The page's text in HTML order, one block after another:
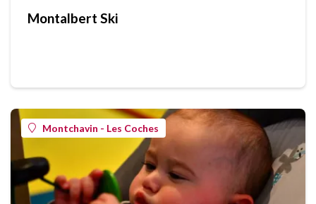
Montalbert Ski
Montchavin - Les Coches